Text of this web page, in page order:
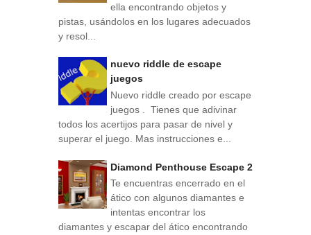
ella encontrando objetos y
pistas, usándolos en los lugares adecuados
y resol...
nuevo riddle de escape
juegos
Nuevo riddle creado por escape
juegos . Tienes que adivinar
todos los acertijos para pasar de nivel y
superar el juego. Mas instrucciones e...
Diamond Penthouse Escape 2
Te encuentras encerrado en el
ático con algunos diamantes e
intentas encontrar los
diamantes y escapar del ático encontrando